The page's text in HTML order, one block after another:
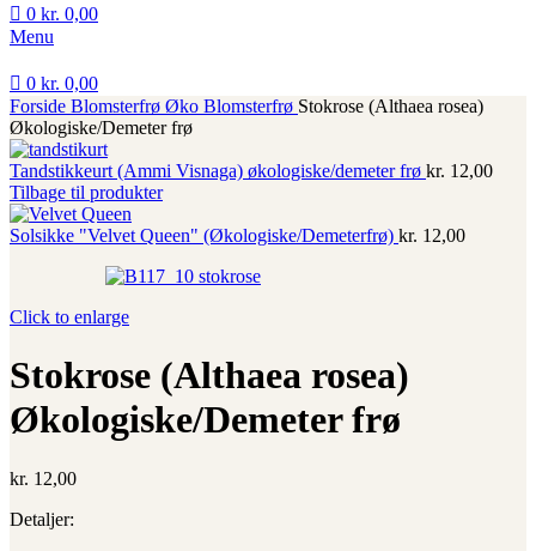
0 kr. 0,00
Menu
0 kr. 0,00
Forside Blomsterfrø Øko Blomsterfrø Stokrose (Althaea rosea)
Økologiske/Demeter frø
Tandstikkeurt (Ammi Visnaga) økologiske/demeter frø kr. 12,00
Tilbage til produkter
Solsikke "Velvet Queen" (Økologiske/Demeterfrø) kr. 12,00
Click to enlarge
Stokrose (Althaea rosea)
Økologiske/Demeter frø
kr. 12,00
Detaljer: